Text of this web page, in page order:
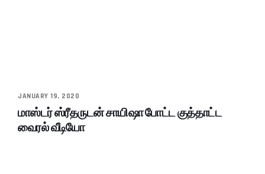
JANUARY 19, 2020
மாஸ்டர் ஸ்ரீதருடன் சாயிஷா போட்ட குத்தாட்ட
வைரல் வீடியோ